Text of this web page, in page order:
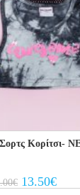
Κορίτσι-
€ Original
price
13.50€
price